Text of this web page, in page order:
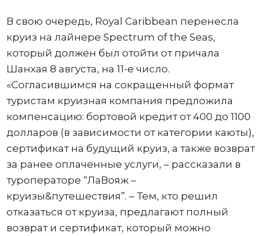
В свою очередь, Royal Caribbean перенесла
круиз на лайнере Spectrum of the Seas,
который должен был отойти от причала
Шанхая 8 августа, на 11-е число.
«Согласившимся на сокращенный формат
туристам круизная компания предложила
компенсацию: бортовой кредит от 400 до 1100
долларов (в зависимости от категории каюты),
сертификат на будущий круиз, а также возврат
за ранее оплаченные услуги, – рассказали в
туроператоре “ЛаВояж –
круизы&путешествия”. – Тем, кто решил
отказаться от круиза, предлагают полный
возврат и сертификат, который можно